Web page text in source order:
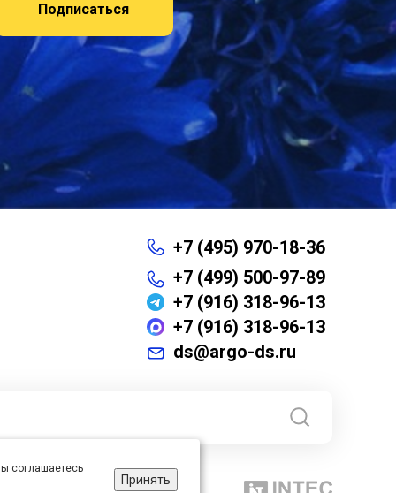
Подписаться
+7 (495) 970-18-36
+7 (499) 500-97-89
+7 (916) 318-96-13
+7 (916) 318-96-13
ds@argo-ds.ru
соглашаетесь
Принять